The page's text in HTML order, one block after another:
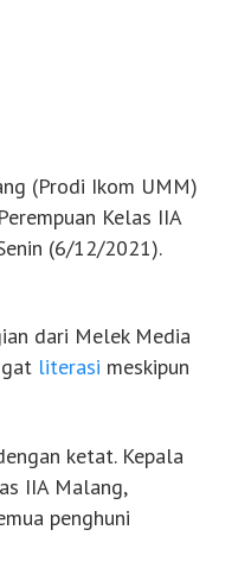
(Prodi Ikom UMM)
Kelas IIA
(6/12/2021).
dari Melek Media
literasi meskipun
ketat. Kepala
IIA Malang,
penghuni